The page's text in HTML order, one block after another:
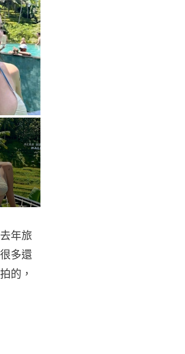
年旅
多還
的，